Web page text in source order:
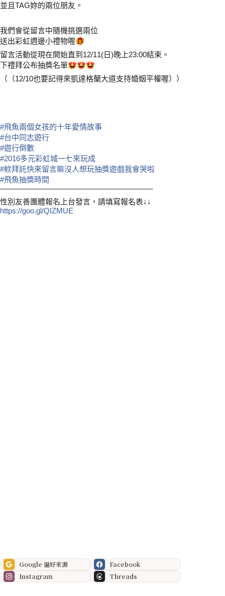
並且TAG妳的兩位朋友。
我們會從留言中隨機挑選兩位
送出彩虹週邊小禮物喔🎁
留言活動從現在開始直到12/11(日)晚上23:00結束。
下禮拜公布抽獎名單😍😍😍
（（12/10也要記得來凱達格蘭大道支持婚姻平權喔））
#飛魚兩個女孩的十年愛情故事
#台中同志遊行
#遊行倒數
#2016多元彩虹城一七來玩成
#欸拜託快來留言嘛沒人想玩抽獎遊戲我會哭啦
#飛魚抽獎時間
————————————————————-
性別友善團體報名上台發言，請填寫報名表↓↓
https://goo.gl/QIZMUE
Google 偏好來源
Facebook
Instagram
Threads